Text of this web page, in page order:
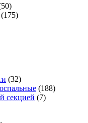
(175)
(32)
(188)
секцией (7)